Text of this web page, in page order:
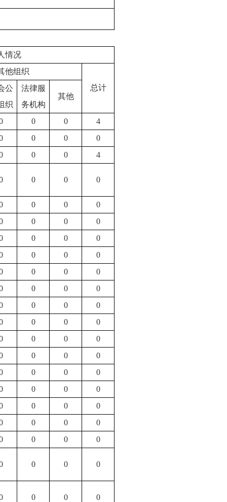
情况
他组织
总计
公
织
法律服
务机构
其他
0 0
4
0 0
0
0 0 4
0 0 0
0 0
0
0 0
0
0 0
0
0 0
0
0 0
0
0 0
0
0 0
0
0 0
0
0 0
0
0 0
0
0 0
0
0 0
0
0 0
0
0 0
0
0 0 0
0 0 0
0 0 0